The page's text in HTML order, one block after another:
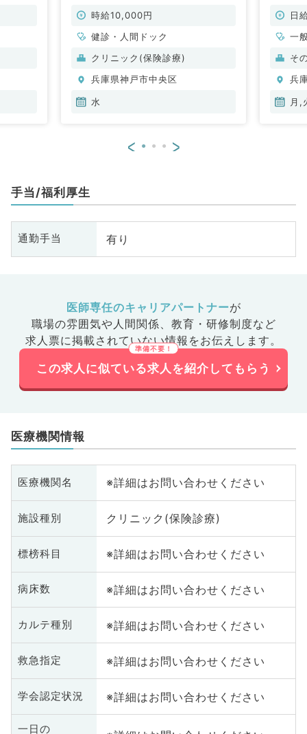
時給10,000円
健診・人間ドック
クリニック(保険診療)
兵庫県神戸市中央区
水
日
一
そ
兵
月,
< >
手当/福利厚生
通勤手当 有り
医師専任のキャリアパートナーが
職場の雰囲気や人間関係、 教育・研修制度など
求人票に掲載されていない情報をお伝えします。
この求人に似ている求人を紹介してもらう
医療機関情報
医療機関名 ※詳細はお問い合わせください
施設種別 クリニック(保険診療)
標榜科目 ※詳細はお問い合わせください
病床数 ※詳細はお問い合わせください
カルテ種別 ※詳細はお問い合わせください
救急指定 ※詳細はお問い合わせください
学会認定状況 ※詳細はお問い合わせください
一日の